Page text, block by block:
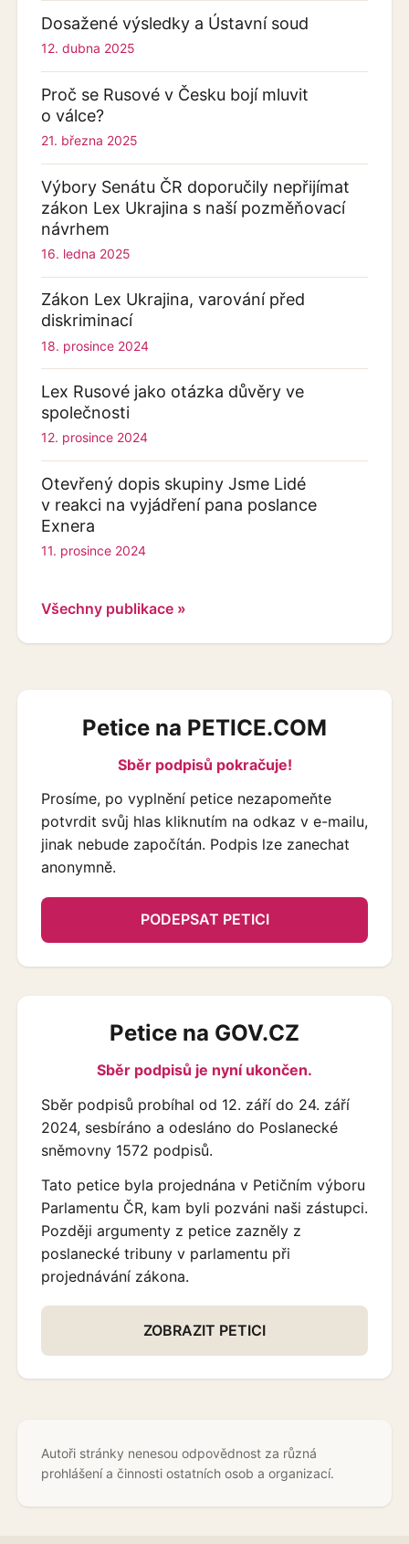
Dosažené výsledky a Ústavní soud
12. dubna 2025
Proč se Rusové v Česku bojí mluvit
o válce?
21. března 2025
Výbory Senátu ČR doporučily nepřijímat
zákon Lex Ukrajina s naší pozměňovací
návrhem
16. ledna 2025
Zákon Lex Ukrajina, varování před
diskriminací
18. prosince 2024
Lex Rusové jako otázka důvěry ve
společnosti
12. prosince 2024
Otevřený dopis skupiny Jsme Lidé
v reakci na vyjádření pana poslance
Exnera
11. prosince 2024
Všechny publikace »
Petice na PETICE.COM
Sběr podpisů pokračuje!
Prosíme, po vyplnění petice nezapomeňte
potvrdit svůj hlas kliknutím na odkaz v e-mailu,
jinak nebude započítán. Podpis lze zanechat
anonymně.
PODEPSAT PETICI
Petice na GOV.CZ
Sběr podpisů je nyní ukončen.
Sběr podpisů probíhal od 12. září do 24. září
2024, sesbíráno a odesláno do Poslanecké
sněmovny 1572 podpisů.
Tato petice byla projednána v Petičním výboru
Parlamentu ČR, kam byli pozváni naši zástupci.
Později argumenty z petice zazněly z
poslanecké tribuny v parlamentu při
projednávání zákona.
ZOBRAZIT PETICI
Autoři stránky nenesou odpovědnost za různá
prohlášení a činnosti ostatních osob a organizací.